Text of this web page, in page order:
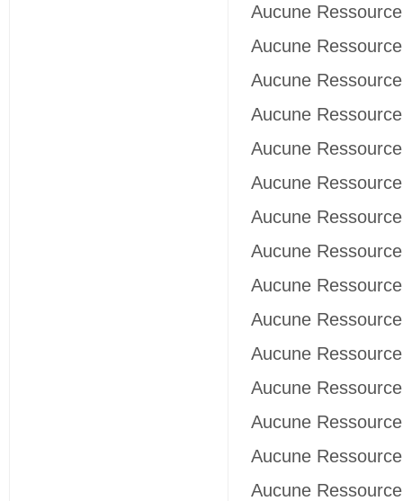
Aucune
Aucune
Aucune
Aucune
Aucune
Aucune
Aucune
Aucune
Aucune
Aucune
Aucune
Aucune
Aucune
Aucune
Aucune